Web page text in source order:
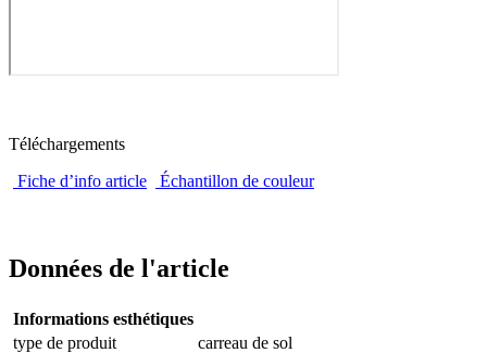
Téléchargements
Fiche d’info article
Échantillon de couleur
Données de l'article
Informations esthétiques
type de produit
carreau de sol